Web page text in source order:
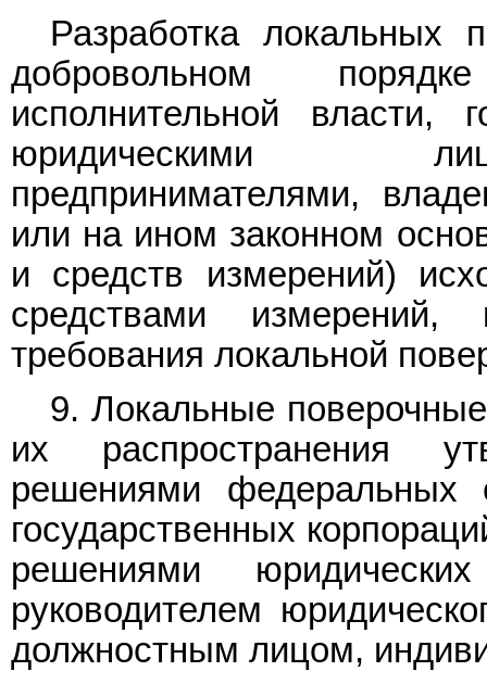
Разработка локальных
добровольном
исполнительной власти,
юридическими
предпринимателями,
или на ином законном
и средств измерений)
средствами измерений,
требования локальной
9. Локальные
их распространения
решениями федеральных
государственных
решениями
руководителем
должностным лицом,